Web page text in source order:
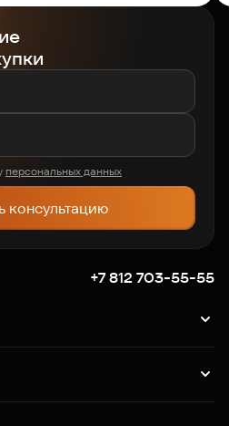
персональных данных
консультацию
+7 812 703-55-55